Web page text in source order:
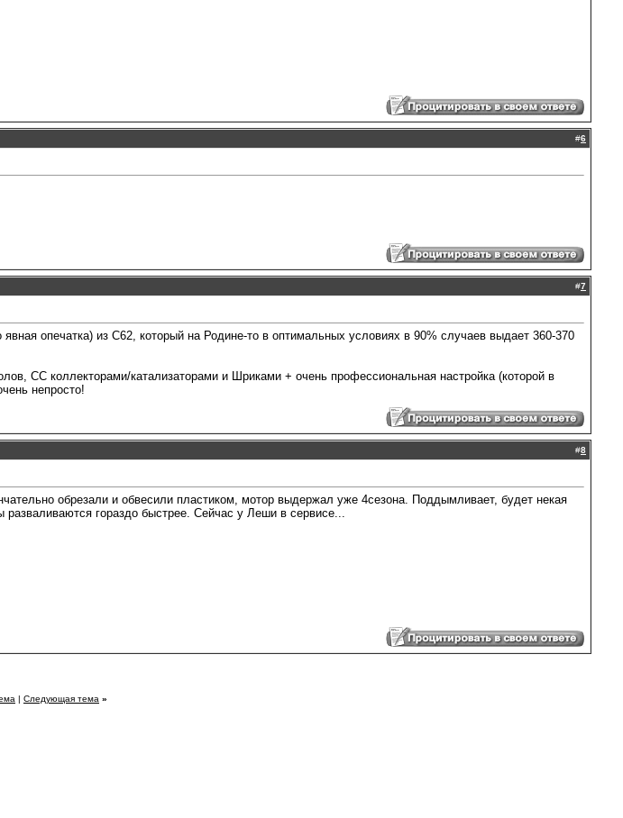
#6
#7
опечатка) из С62, который на Родине-то в оптимальных условиях в 90% случаев выдает 360-370
СС коллекторами/катализаторами и Шриками + очень профессиональная настройка (которой в
непросто!
#8
обрезали и обвесили пластиком, мотор выдержал уже 4сезона. Поддымливает, будет некая
гораздо быстрее. Сейчас у Леши в сервисе...
| Следующая тема »